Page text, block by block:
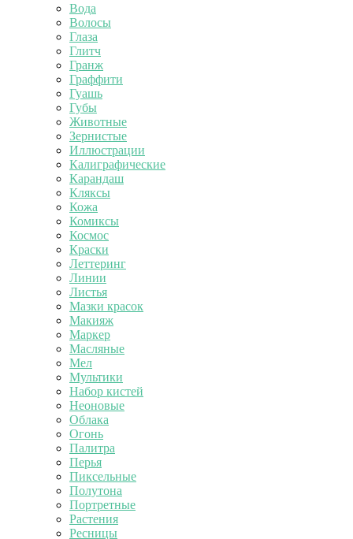
Вода
Волосы
Глаза
Глитч
Гранж
Граффити
Гуашь
Губы
Животные
Зернистые
Иллюстрации
Калиграфические
Карандаш
Кляксы
Кожа
Комиксы
Космос
Краски
Леттеринг
Линии
Листья
Мазки красок
Макияж
Маркер
Масляные
Мел
Мультики
Набор кистей
Неоновые
Облака
Огонь
Палитра
Перья
Пиксельные
Полутона
Портретные
Растения
Ресницы